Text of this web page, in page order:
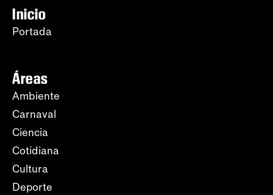
Inicio
Portada
Áreas
Ambiente
Carnaval
Ciencia
Cotidiana
Cultura
Deporte